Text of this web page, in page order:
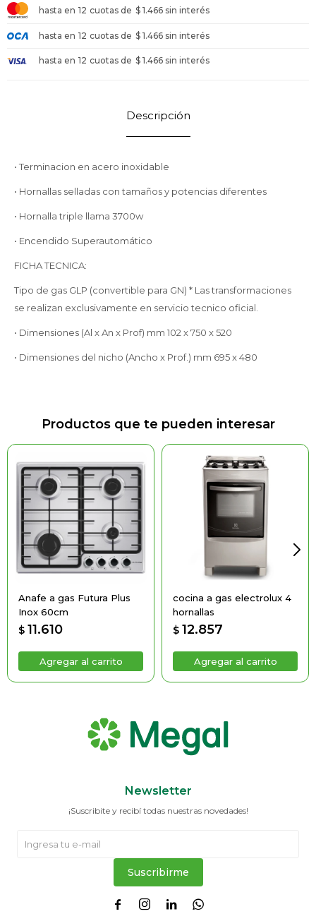
hasta en 12 cuotas de $ 1.466 sin interés
hasta en 12 cuotas de $ 1.466 sin interés
hasta en 12 cuotas de $ 1.466 sin interés
Descripción
• Terminacion en acero inoxidable
• Hornallas selladas con tamaños y potencias diferentes
• Hornalla triple llama 3700w
• Encendido Superautomático
FICHA TECNICA:
Tipo de gas GLP (convertible para GN) * Las transformaciones
se realizan exclusivamente en servicio tecnico oficial.
• Dimensiones (Al x An x Prof) mm 102 x 750 x 520
• Dimensiones del nicho (Ancho x Prof.) mm 695 x 480
Productos que te pueden interesar
Anafe a gas Futura Plus
Inox 60cm
$ 11.610
cocina a gas electrolux 4
hornallas
$ 12.857
Newsletter
¡Suscribite y recibí todas nuestras novedades!
Suscribirme
   